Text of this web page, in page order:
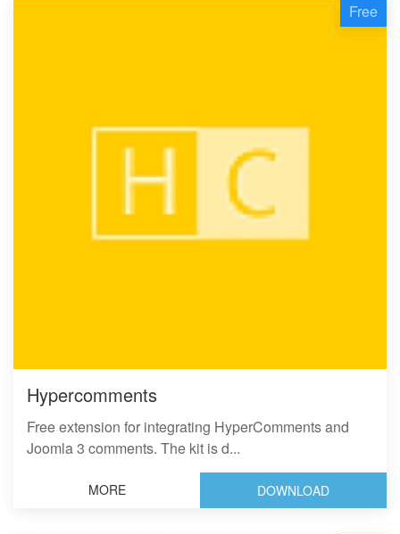
Free
Hypercomments
Free extension for integrating HyperComments and
Joomla 3 comments. The kit is d...
MORE DOWNLOAD